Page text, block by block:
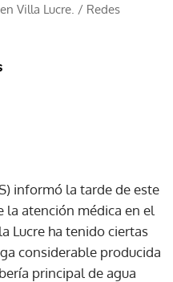
Villa Lucre. / Redes
informó la tarde de este
la atención médica en el
Lucre ha tenido ciertas
considerable producida
principal de agua